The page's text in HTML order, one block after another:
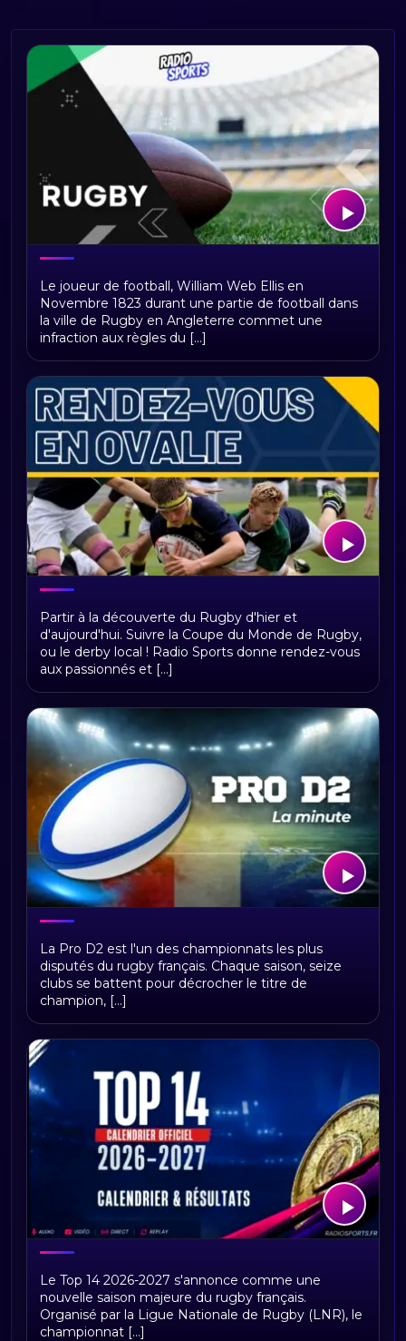
Radio Rugby – Toute l’actualité du
rugby sur Radio Sports
Le joueur de football, William Web Ellis en
Novembre 1823 durant une partie de football dans
la ville de Rugby en Angleterre commet une
infraction aux règles du [...]
Rendez-vous en Ovalie
Partir à la découverte du Rugby d'hier et
d'aujourd'hui. Suivre la Coupe du Monde de Rugby,
ou le derby local ! Radio Sports donne rendez-vous
aux passionnés et [...]
La Minute Rugby Pro D2 : analyses,
vidéos et actualités du championnat
de Pro D2
La Pro D2 est l'un des championnats les plus
disputés du rugby français. Chaque saison, seize
clubs se battent pour décrocher le titre de
champion, [...]
Top 14 2026-2027 : calendrier,
résultats, classement et dates de la
saison de rugby
Le Top 14 2026-2027 s'annonce comme une
nouvelle saison majeure du rugby français.
Organisé par la Ligue Nationale de Rugby (LNR), le
championnat [...]